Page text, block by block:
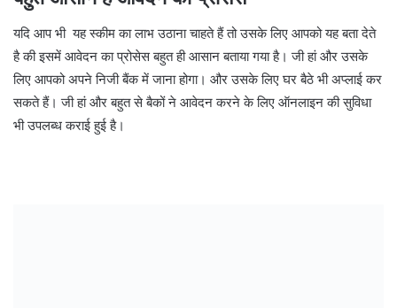
यदि आप भी यह स्कीम का लाभ उठाना चाहते हैं तो उसके लिए आपको यह बता देते
है की इसमें आवेदन का प्रोसेस बहुत ही आसान बताया गया है। जी हां और उसके
लिए आपको अपने निजी बैंक में जाना होगा। और उसके लिए घर बैठे भी अप्लाई कर
सकते हैं। जी हां और बहुत से बैकों ने आवेदन करने के लिए ऑनलाइन की सुविधा
भी उपलब्ध कराई हुई है।